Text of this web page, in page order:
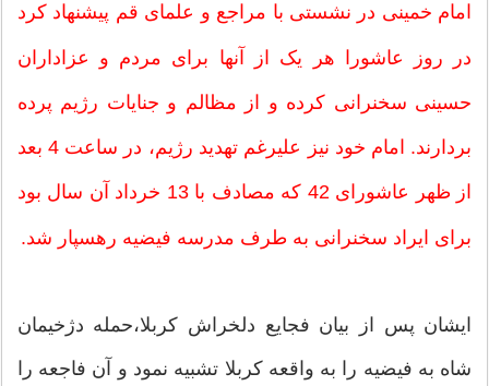
امام خمینی در نشستی با مراجع و علمای قم پیشنهاد کرد
در روز عاشورا هر یک از آنها برای مردم و عزاداران
حسینی سخنرانی کرده و از مظالم و جنایات رژیم پرده
بردارند. امام خود نیز علیرغم تهدید رژیم، در ساعت 4 بعد
از ظهر عاشورای 42 که مصادف با 13 خرداد آن سال بود
برای ایراد سخنرانی به طرف مدرسه فیضیه رهسپار شد.
ایشان پس از بیان فجایع دلخراش کربلا،حمله دژخیمان
شاه به فیضیه را به واقعه کربلا تشبیه نمود و آن فاجعه را